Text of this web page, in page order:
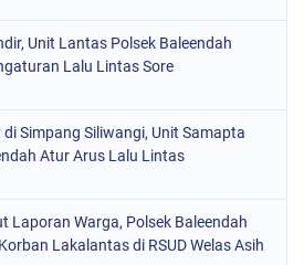
Unit Lantas Polsek Baleendah
Lalu Lintas Sore
Simpang Siliwangi, Unit Samapta
Atur Arus Lalu Lintas
Laporan Warga, Polsek Baleendah
Lakalantas di RSUD Welas Asih